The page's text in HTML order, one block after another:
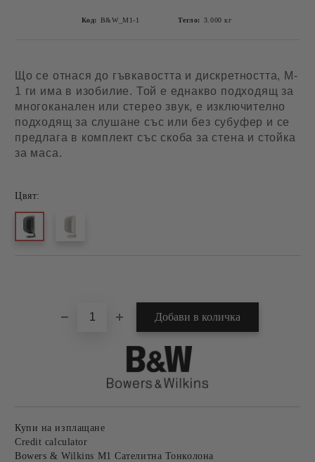
Код: B&W_M1-1 Тегло: 3.000 кг
Що се отнася до гъвкавостта и дискретността, M-
1 ги има в изобилие. Той е еднакво подходящ за
многоканален или стерео звук, е изключително
подходящ за слушане със или без субуфер и се
предлага в комплект със скоба за стена и стойка
за маса.
Цвят:
Купи на изплащане
Credit calculator
Bowers & Wilkins M1 Сателитна Тонколона